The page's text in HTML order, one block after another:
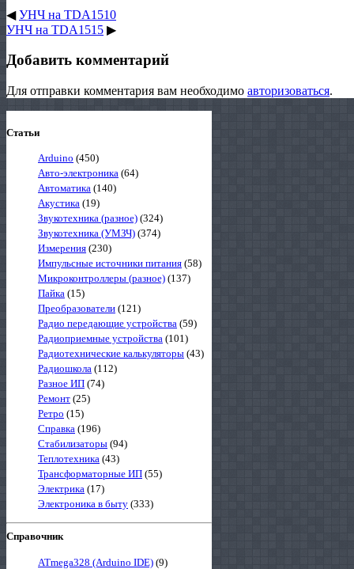
◀УНЧ на TDA1510
УНЧ на TDA1515 ▶
Добавить комментарий
Для отправки комментария вам необходимо авторизоваться.
Статьи
Arduino (450)
Авто-электроника (64)
Автоматика (140)
Акустика (19)
Звукотехника (разное) (324)
Звукотехника (УМЗЧ) (374)
Измерения (230)
Импульсные источники питания (58)
Микроконтроллеры (разное) (137)
Пайка (15)
Преобразователи (121)
Радио передающие устройства (59)
Радиоприемные устройства (101)
Радиотехнические калькуляторы (43)
Радиошкола (112)
Разное ИП (74)
Ремонт (25)
Ретро (15)
Справка (196)
Стабилизаторы (94)
Теплотехника (43)
Трансформаторные ИП (55)
Электрика (17)
Электроника в быту (333)
Справочник
ATmega328 (Arduino IDE) (9)